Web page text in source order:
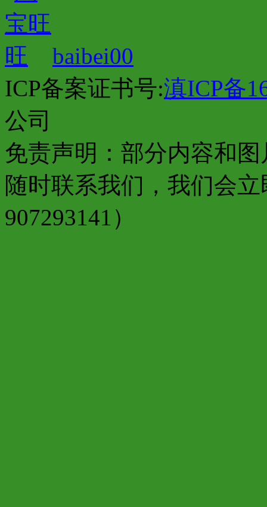
baibei00
ICP备案证书号:滇ICP备
公司
免责声明：部分内容和
随时联系我们，我们会
907293141）